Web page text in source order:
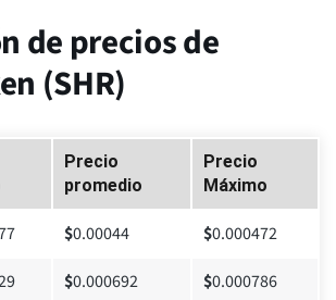
de precios de
(SHR)
Precio
promedio
Precio
Máximo
$0.00044 $0.000472
$0.000692 $0.000786